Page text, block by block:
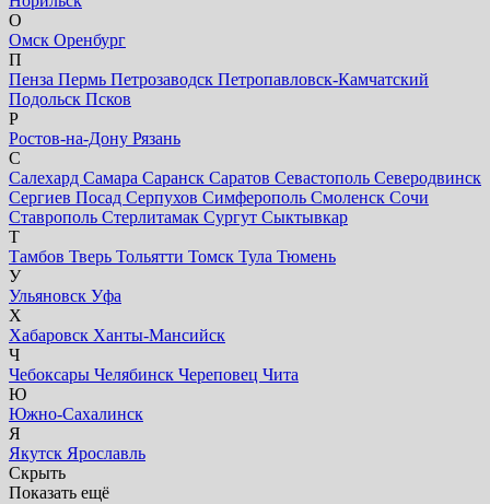
О
Омск Оренбург
П
Пенза Пермь Петрозаводск Петропавловск-Камчатский
Подольск Псков
Р
Ростов-на-Дону Рязань
С
Салехард Самара Саранск Саратов Севастополь Северодвинск
Сергиев Посад Серпухов Симферополь Смоленск Сочи
Ставрополь Стерлитамак Сургут Сыктывкар
Т
Тамбов Тверь Тольятти Томск Тула Тюмень
У
Ульяновск Уфа
Х
Хабаровск Ханты-Мансийск
Ч
Чебоксары Челябинск Череповец Чита
Ю
Южно-Сахалинск
Я
Якутск Ярославль
Скрыть
Показать ещё